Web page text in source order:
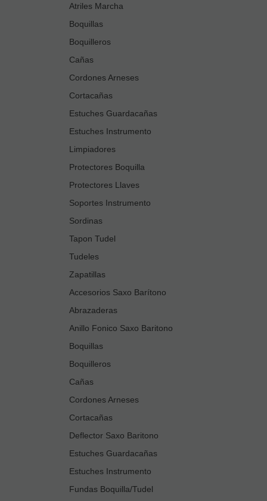
Atriles Marcha
Boquillas
Boquilleros
Cañas
Cordones Arneses
Cortacañas
Estuches Guardacañas
Estuches Instrumento
Limpiadores
Protectores Boquilla
Protectores Llaves
Soportes Instrumento
Sordinas
Tapon Tudel
Tudeles
Zapatillas
Accesorios Saxo Barítono
Abrazaderas
Anillo Fonico Saxo Baritono
Boquillas
Boquilleros
Cañas
Cordones Arneses
Cortacañas
Deflector Saxo Baritono
Estuches Guardacañas
Estuches Instrumento
Fundas Boquilla/Tudel